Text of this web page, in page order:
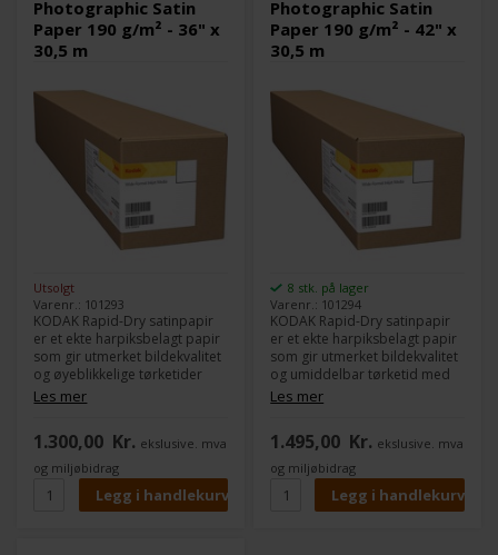
umiddelbart.
Photographic Satin
Paper 190 g/m² - 36" x
30,5 m
Utsolgt
Varenr.: 101293
KODAK Rapid-Dry satinpapir
er et ekte harpiksbelagt papir
som gir utmerket bildekvalitet
og øyeblikkelige tørketider
med farge- og pigmentblekk.
Utmerket fargetetthet og
bildekvalitet. Innovative
mikroporøse belegg sikrer
rask tørking, noe som betyr
mindre sjanse for utstrekning
og søl av blekk, og evnen til å
Les mer
1.300,00 Kr. ekslusive. mva
og miljøbidrag
Photographic Satin
Paper 190 g/m² - 42" x
30,5 m
8 stk. på lager
Varenr.: 101294
KODAK Rapid-Dry satinpapir
er et ekte harpiksbelagt papir
som gir utmerket bildekvalitet
og umiddelbar tørketid med
fargestoff og pigmentblekk.
Utmerket fargetetthet og
bildekvalitet. Innovative
mikroporøse belegg sørger
for rask tørking, noe som
betyr mindre sjanse for
utsmøring og søl av blekk, og
Les mer
1.495,00 Kr. ekslusive. mva
og miljøbidrag